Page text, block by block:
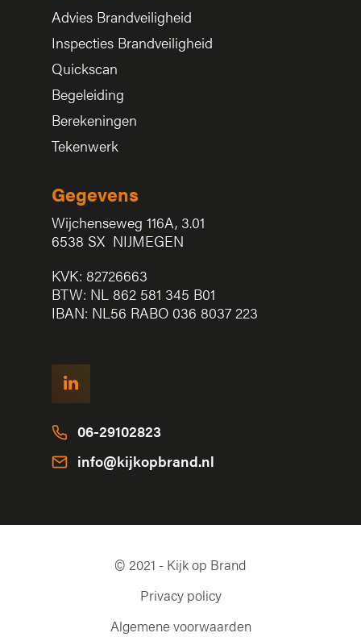
Advies Brandveiligheid
Inspecties Brandveiligheid
Quickscan
Begeleiding
Berekeningen
Tekenwerk
Gegevens
Wijchenseweg 116A, 3.01
6538 SX NIJMEGEN
KVK: 82726663
BTW: NL 862 581 345 B01
IBAN: NL56 RABO 036 8037 223
06-29102823
info@kijkopbrand.nl
© 2021 - Kijk op Brand
Privacy policy
Algemene voorwaarden